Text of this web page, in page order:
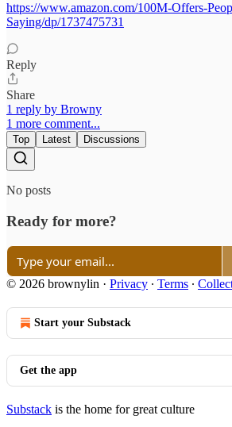
https://www.amazon.com/100M-Offers-
Saying/dp/1737475731
Reply
Share
1 reply by Browny
1 more comment...
Top Latest Discussions
No posts
Ready for more?
© 2026 brownylin · Privacy ∙ Terms ∙
Start your Substack
Get the app
Substack is the home for great culture